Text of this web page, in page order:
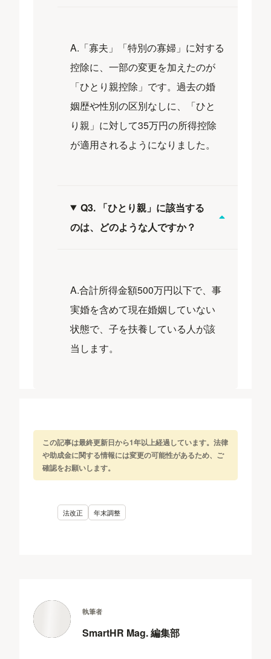
A.「寡夫」「特別の寡婦」に対する
控除に、一部の変更を加えたのが
「ひとり親控除」です。過去の婚
姻歴や性別の区別なしに、「ひと
り親」に対して35万円の所得控除
が適用されるようになりました。
Q3. 「ひとり親」に該当する
のは、どのような人ですか？
A.合計所得金額500万円以下で、事
実婚を含めて現在婚姻していない
状態で、子を扶養している人が該
当します。
この記事は最終更新日から1年以上経過しています。法律
や助成金に関する情報には変更の可能性があるため、ご
確認をお願いします。
法改正 年末調整
執筆者
SmartHR Mag. 編集部